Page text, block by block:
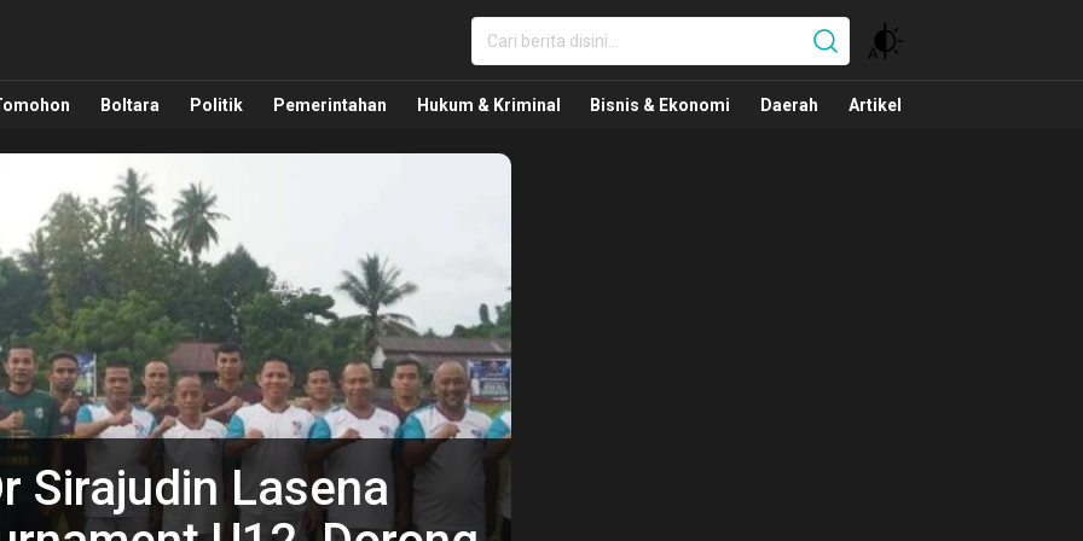
Politik, Pemerintahan, Hukum Kriminal dan Nasional
Boltara Politik Pemerintahan Hukum & Kriminal Bisnis & Ekonomi Daerah Artikel
Sirajudin Lasena
Raih Hasil